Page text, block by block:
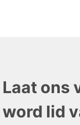
Laat ons
word lid